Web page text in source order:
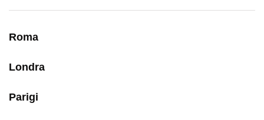
Roma
Londra
Parigi